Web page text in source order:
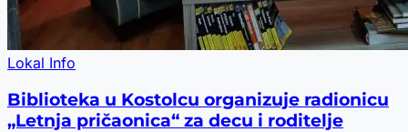
Lokal Info
Biblioteka u Kostolcu organizuje radionicu
„Letnja pričaonica“ za decu i roditelje